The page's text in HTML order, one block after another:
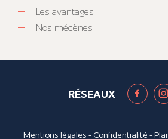
Les avantages
Nos mécènes
RÉSEAUX
Mentions légales - Confidentialité -